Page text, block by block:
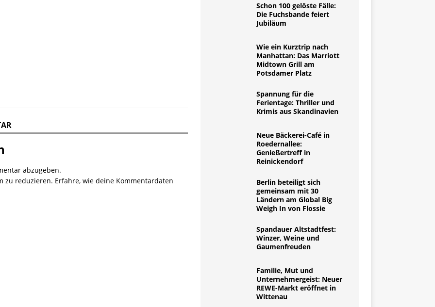
abzugeben.
zu reduzieren. Erfahre, wie deine Kommentardaten
Schon 100 gelöste Fälle:
Die Fuchsbande feiert
Jubiläum
Wie ein Kurztrip nach
Manhattan: Das Marriott
Midtown Grill am
Potsdamer Platz
Spannung für die
Ferientage: Thriller und
Krimis aus Skandinavien
Neue Bäckerei-Café in
Roedernallee:
Genießertreff in
Reinickendorf
Berlin beteiligt sich
gemeinsam mit 30
Ländern am Global Big
Weigh In von Flossie
Spandauer Altstadtfest:
Winzer, Weine und
Gaumenfreuden
Familie, Mut und
Unternehmergeist: Neuer
REWE-Markt eröffnet in
Wittenau